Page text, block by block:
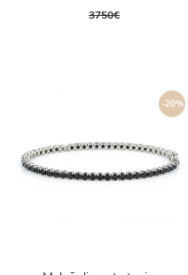
3750€
-20%